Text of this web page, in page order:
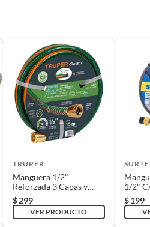
TRUPER
Manguera 1/2"
Reforzada 3 Capas y
Conector 15 m
$ 299
VER PRODUCTO
1/2"
$199